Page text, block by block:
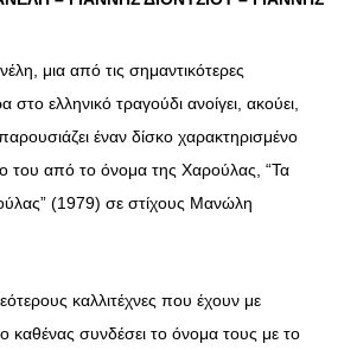
μια από τις σημαντικότερες
στο ελληνικό τραγούδι ανοίγει, ακούει,
παρουσιάζει έναν δίσκο χαρακτηρισμένο
του από το όνομα της Χαρούλας, “Τα
(1979) σε στίχους Μανώλη
καλλιτέχνες που έχουν με
καθένας συνδέσει το όνομα τους με το